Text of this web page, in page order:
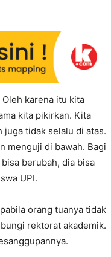
karena itu kita
kita pikirkan. Kita
juga tidak selalu di atas.
menguji di bawah. Bagi
berubah, dia bisa
UPI.
orang tuanya tidak
rektorat akademik.